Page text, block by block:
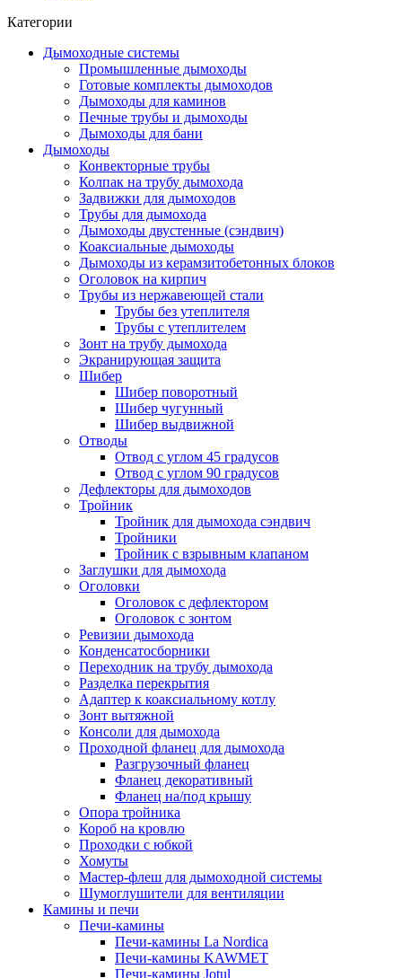
Категории
Дымоходные системы
Промышленные дымоходы
Готовые комплекты дымоходов
Дымоходы для каминов
Печные трубы и дымоходы
Дымоходы для бани
Дымоходы
Конвекторные трубы
Колпак на трубу дымохода
Задвижки для дымоходов
Трубы для дымохода
Дымоходы двустенные (сэндвич)
Коаксиальные дымоходы
Дымоходы из керамзитобетонных блоков
Оголовок на кирпич
Трубы из нержавеющей стали
Трубы без утеплителя
Трубы с утеплителем
Зонт на трубу дымохода
Экранирующая защита
Шибер
Шибер поворотный
Шибер чугунный
Шибер выдвижной
Отводы
Отвод с углом 45 градусов
Отвод с углом 90 градусов
Дефлекторы для дымоходов
Тройник
Тройник для дымохода сэндвич
Тройники
Тройник с взрывным клапаном
Заглушки для дымохода
Оголовки
Оголовок с дефлектором
Оголовок с зонтом
Ревизии дымохода
Конденсатосборники
Переходник на трубу дымохода
Разделка перекрытия
Адаптер к коаксиальному котлу
Зонт вытяжной
Консоли для дымохода
Проходной фланец для дымохода
Разгрузочный фланец
Фланец декоративный
Фланец на/под крышу
Опора тройника
Короб на кровлю
Проходки с юбкой
Хомуты
Мастер-флеш для дымоходной системы
Шумоглушители для вентиляции
Камины и печи
Печи-камины
Печи-камины La Nordica
Печи-камины KAWMET
Печи-камины Jotul